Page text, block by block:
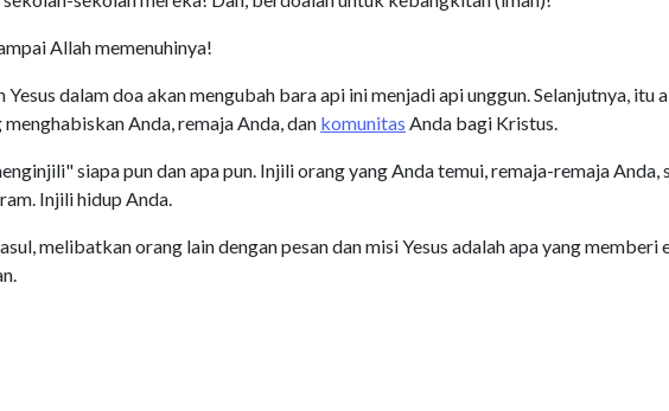
Allah memenuhinya!
dalam doa akan mengubah bara api ini menjadi api unggun. Selanjutnya, itu
Anda, remaja Anda, dan komunitas Anda bagi Kristus.
siapa pun dan apa pun. Injili orang yang Anda temui, remaja-remaja Anda,
Injili hidup Anda.
melibatkan orang lain dengan pesan dan misi Yesus adalah apa yang memberi